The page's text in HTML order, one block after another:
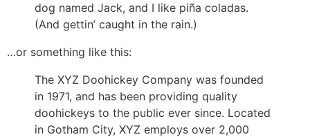
dog named Jack, and I like piña coladas.
(And gettin’ caught in the rain.)
…or something like this:
The XYZ Doohickey Company was founded
in 1971, and has been providing quality
doohickeys to the public ever since. Located
in Gotham City, XYZ employs over 2,000